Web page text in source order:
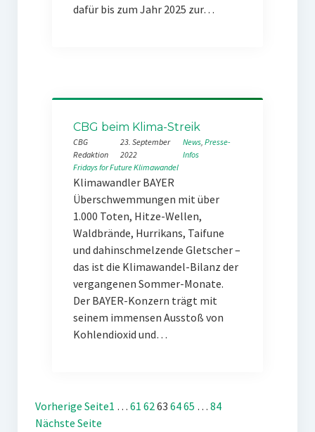
dafür bis zum Jahr 2025 zur…
CBG beim Klima-Streik
CBG
Redaktion
23. September
2022
News, Presse-
Infos
Fridays for FutureKlimawandel
Klimawandler BAYER
Überschwemmungen mit über
1.000 Toten, Hitze-Wellen,
Waldbrände, Hurrikans, Taifune
und dahinschmelzende Gletscher –
das ist die Klimawandel-Bilanz der
vergangenen Sommer-Monate.
Der BAYER-Konzern trägt mit
seinem immensen Ausstoß von
Kohlendioxid und…
Vorherige Seite1 … 61 6263 6465 … 84
Nächste Seite